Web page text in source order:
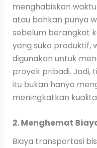
menghabiskan
atau bahkan punya
sebelum berangkat
yang suka produktif,
digunakan untuk
proyek pribadi. Jadi,
itu bukan hanya
meningkatkan
2. Menghemat
Biaya transportasi